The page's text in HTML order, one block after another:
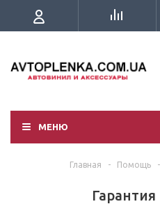
МЕНЮ
Главная - Помощь -